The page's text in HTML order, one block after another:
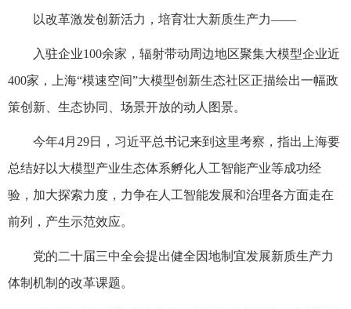
以改革激发创新活力，培育壮大新质生产力——
入驻企业100余家，辐射带动周边地区聚集大模型企业近
400家，上海“模速空间”大模型创新生态社区正描绘出一幅政
策创新、生态协同、场景开放的动人图景。
今年4月29日，习近平总书记来到这里考察，指出上海要
总结好以大模型产业生态体系孵化人工智能产业等成功经
验，加大探索力度，力争在人工智能发展和治理各方面走在
前列，产生示范效应。
党的二十届三中全会提出健全因地制宜发展新质生产力
体制机制的改革课题。